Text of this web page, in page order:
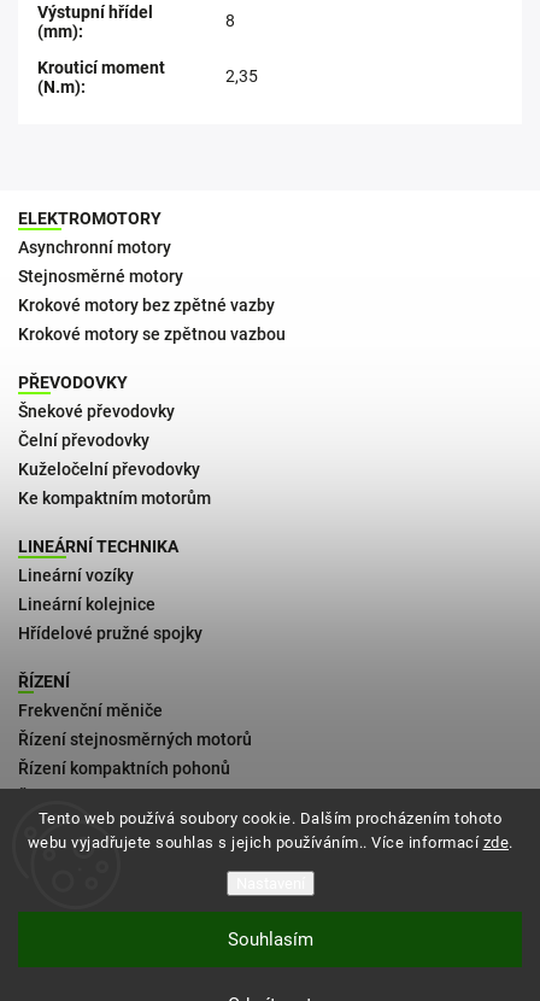
Tento web používá soubory cookie. Dalším procházením tohoto
webu vyjadřujete souhlas s jejich používáním.. Více informací zde.
Souhlasím
Výstupní hřídel
(mm):
8
Krouticí moment
(N.m):
2,35
ELEKTROMOTORY
Asynchronní motory
Stejnosměrné motory
Krokové motory bez zpětné vazby
Krokové motory se zpětnou vazbou
PŘEVODOVKY
Šnekové převodovky
Čelní převodovky
Kuželočelní převodovky
Ke kompaktním motorům
LINEÁRNÍ TECHNIKA
Lineární vozíky
Lineární kolejnice
Hřídelové pružné spojky
ŘÍZENÍ
Frekvenční měniče
Řízení stejnosměrných motorů
Řízení kompaktních pohonů
Kontakt